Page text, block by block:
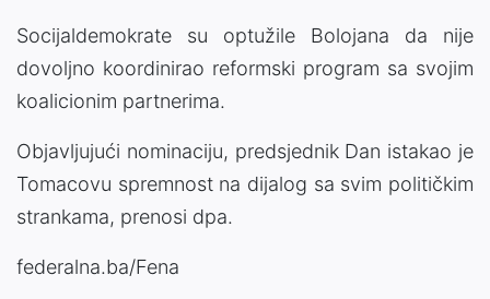
Socijaldemokrate su optužile Bolojana da nije
dovoljno koordinirao reformski program sa svojim
koalicionim partnerima.
Objavljujući nominaciju, predsjednik Dan istakao je
Tomacovu spremnost na dijalog sa svim političkim
strankama, prenosi dpa.
federalna.ba/Fena